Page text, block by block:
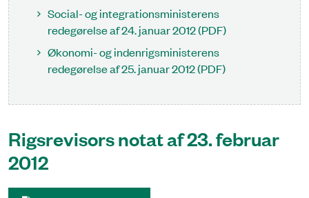
Social- og integrationsministerens
redegørelse af 24. januar 2012 (PDF)
Økonomi- og indenrigsministerens
redegørelse af 25. januar 2012 (PDF)
Rigsrevisors notat af 23. februar
2012